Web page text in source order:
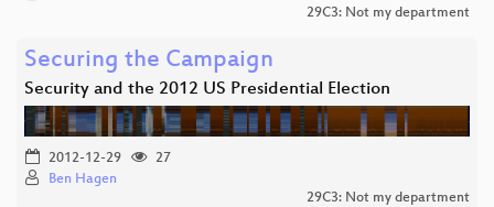
29C3: Not my department
Securing the Campaign
Security and the 2012 US Presidential Election
2012-12-29
27
Ben Hagen
29C3: Not my department